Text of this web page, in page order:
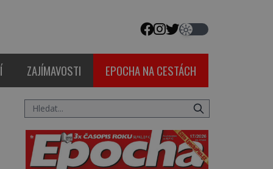
ZAJÍMAVOSTI EPOCHA NA CESTÁCH